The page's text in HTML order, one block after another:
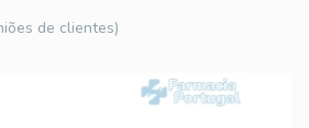
de clientes)